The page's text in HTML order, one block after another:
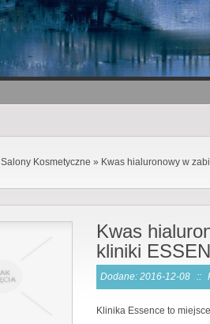
Salony Kosmetyczne » Kwas hialuronowy w
Kwas
kliniki
Dodane: 2016-12-08 ::
Klinika Essence to